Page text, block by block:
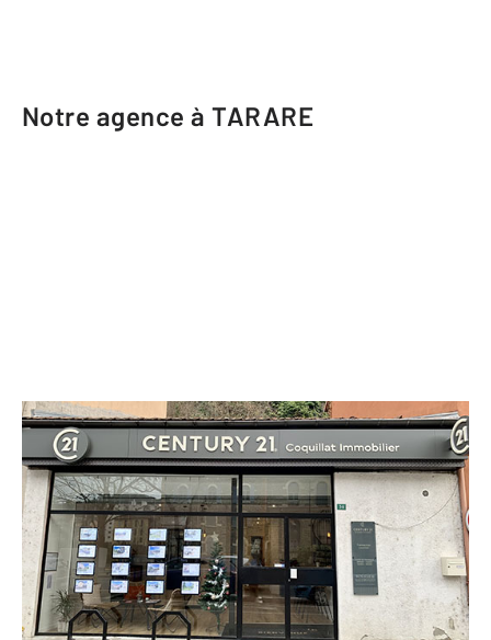
Notre agence à TARARE
CENTURY 21 Coquillat Immobilier
36 avenue Edouard Herriot
TARARE - 69170
Envoyer un message
Téléphoner à l'agence